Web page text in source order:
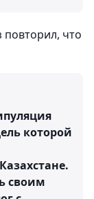
что
которой
своим